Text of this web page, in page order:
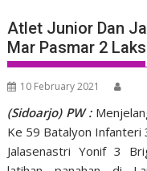
Atlet Junior Dan
Mar Pasmar 2
10 February 2021
(Sidoarjo) PW :
Ke 59 Batalyon Infanteri
Jalasenastri Yonif 3